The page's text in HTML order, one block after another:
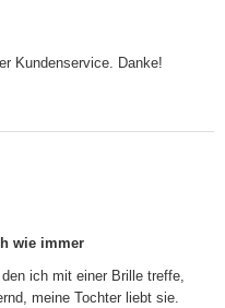
Kundenservice. Danke!
wie immer
ich mit einer Brille treffe,
meine Tochter liebt sie.